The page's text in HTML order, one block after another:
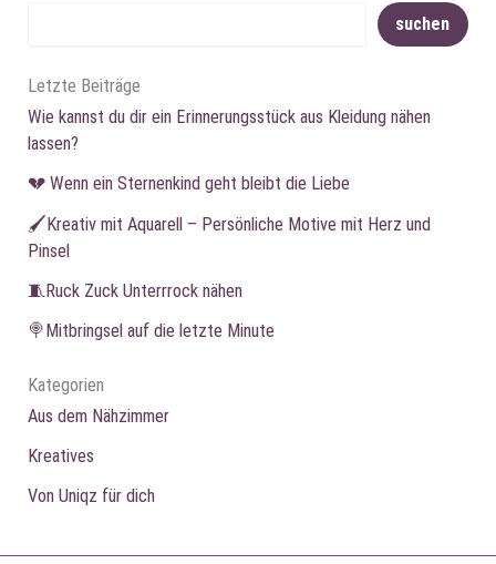
suchen
Letzte Beiträge
Wie kannst du dir ein Erinnerungsstück aus Kleidung nähen
lassen?
💔 Wenn ein Sternenkind geht bleibt die Liebe
🖌️Kreativ mit Aquarell – Persönliche Motive mit Herz und
Pinsel
🧵Ruck Zuck Unterrrock nähen
🍭Mitbringsel auf die letzte Minute
Kategorien
Aus dem Nähzimmer
Kreatives
Von Uniqz für dich